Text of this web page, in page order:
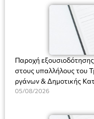
Πλαστήρα), E&G Mini
και στο more.com
(Είσοδος ΕΠΑ.Λ.)
ΘΕΑΤΡΙΚΕΣ ΠΑΡΑΓΩΓΕΣ
(Ν. 5314/2026).»
Παροχή
στους υπαλλήλους του
ργάνων & Δημοτικής
Υπηρεσιών για αποφάσεις,
(Ν. 5314/2026).»
05/08/2026